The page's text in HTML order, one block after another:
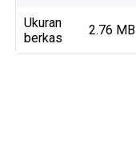
Ukuran
berkas
2.76 MB